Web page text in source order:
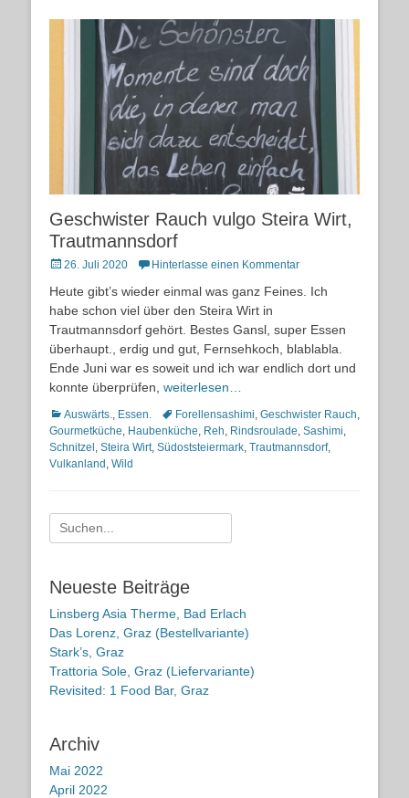
Geschwister Rauch vulgo Steira Wirt,
Trautmannsdorf
Posted26. Juli 2020 Hinterlasse einen Kommentar
Heute gibt’s wieder einmal was ganz Feines. Ich
habe schon viel über den Steira Wirt in
Trautmannsdorf gehört. Bestes Gansl, super Essen
überhaupt., erdig und gut, Fernsehkoch, blablabla.
Ende Juni war es soweit und ich war endlich dort und
konnte überprüfen, weiterlesen…
Kategorien
Auswärts. Essen. Schlagworte
Forellensashimi Geschwister Rauch
Gourmetküche Haubenküche Reh Rindsroulade Sashimi
Schnitzel Steira Wirt, Südoststeiermark Trautmannsdorf,
Vulkanland Wild
Suche
nach:
Neueste Beiträge
Linsberg Asia Therme, Bad Erlach
Das Lorenz, Graz (Bestellvariante)
Stark’s, Graz
Trattoria Sole, Graz (Liefervariante)
Revisited: 1 Food Bar, Graz
Archiv
Mai 2022
April 2022